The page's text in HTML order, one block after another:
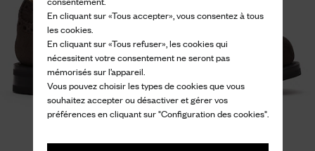
En cliquant sur «Tous accepter», vous consentez à tous
les cookies.
En cliquant sur «Tous refuser», les cookies qui
nécessitent votre consentement ne seront pas
mémorisés sur l’appareil.
Vous pouvez choisir les types de cookies que vous
souhaitez accepter ou désactiver et gérer vos
préférences en cliquant sur "Configuration des cookies".